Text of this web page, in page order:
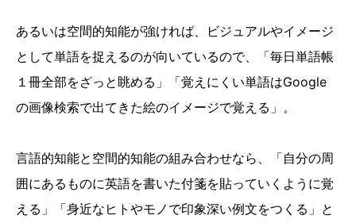
あるいは空間的知能が強ければ、ビジュアルやイメージ
として単語を捉えるのが向いているので、「毎日単語帳
１冊全部をざっと眺める」「覚えにくい単語はGoogle
の画像検索で出てきた絵のイメージで覚える」。
言語的知能と空間的知能の組み合わせなら、「自分の周
囲にあるものに英語を書いた付箋を貼っていくように覚
える」「身近なヒトやモノで印象深い例文をつくる」と